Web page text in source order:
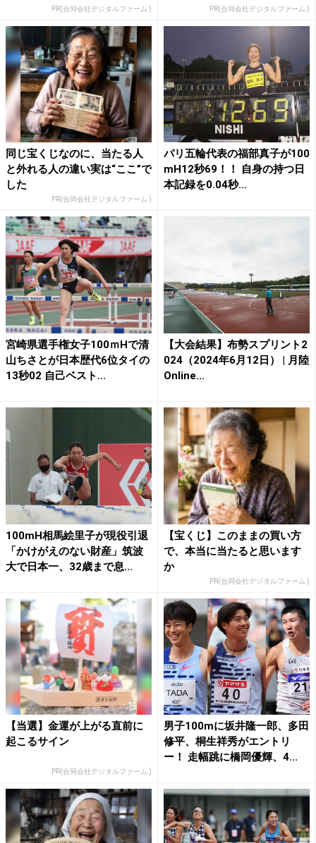
PR(合同会社デジタルファーム ) PR(合同会社デジタルファーム )
同じ宝くじなのに、当たる人
と外れる人の違い実は“ここ”で
した
PR(合同会社デジタルファーム )
パリ五輪代表の福部真子が100
mH12秒69！！ 自身の持つ日
本記録を0.04秒...
宮崎県選手権女子100ｍHで清
山ちさとが日本歴代6位タイの
13秒02 自己ベスト...
【大会結果】布勢スプリント2
024（2024年6月12日） | 月陸
Online...
100mH相馬絵里子が現役引退
「かけがえのない財産」筑波
大で日本一、32歳まで息...
【宝くじ】このままの買い方
で、本当に当たると思います
か
PR(合同会社デジタルファーム )
【当選】金運が上がる直前に
起こるサイン
PR(合同会社デジタルファーム )
男子100mに坂井隆一郎、多田
修平、桐生祥秀がエントリ
ー！ 走幅跳に橋岡優輝、4...